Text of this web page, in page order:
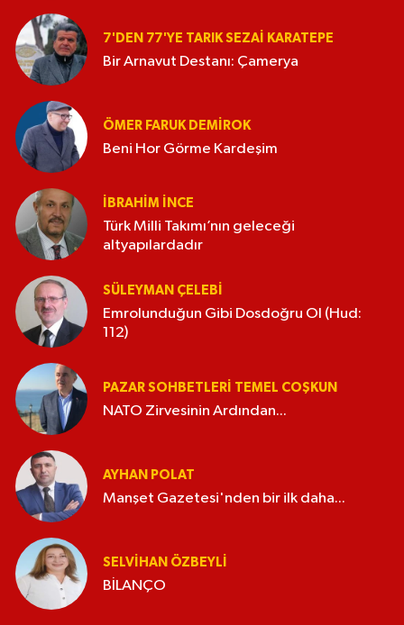
7'DEN 77'YE TARIK SEZAI KARATEPE
Bir Arnavut Destanı: Çamerya
ÖMER FARUK DEMIROK
Beni Hor Görme Kardeşim
İBRAHIM İNCE
Türk Milli Takımı’nın geleceği
altyapılardadır
SÜLEYMAN ÇELEBI
Emrolunduğun Gibi Dosdoğru Ol (Hud:
112)
PAZAR SOHBETLERI TEMEL COŞKUN
NATO Zirvesinin Ardından...
AYHAN POLAT
Manşet Gazetesi'nden bir ilk daha...
SELVIHAN ÖZBEYLI
BİLANÇO